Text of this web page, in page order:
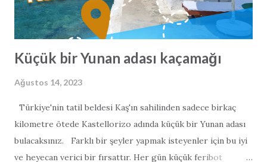
anlamayın, plan dışı bir mülk ...
Küçük bir Yunan adası kaçamağı
Ağustos 14, 2023
Türkiye'nin tatil beldesi Kaş'ın sahilinden sadece birkaç
kilometre ötede Kastellorizo adında küçük bir Yunan adası
bulacaksınız. Farklı bir şeyler yapmak isteyenler için bu iyi
ve heyecan verici bir fırsattır. Her gün küçük feribot